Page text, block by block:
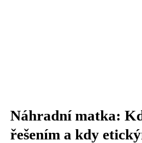
Náhradní matka:
řešením a kdy